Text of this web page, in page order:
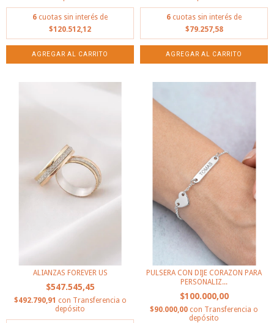
6 cuotas sin interés de
$120.512,12
6 cuotas sin interés de
$79.257,58
ALIANZAS FOREVER US
$547.545,45
$492.790,91 con Transferencia o
depósito
PULSERA CON DIJE CORAZON PARA
PERSONALIZ...
$100.000,00
$90.000,00 con Transferencia o
depósito